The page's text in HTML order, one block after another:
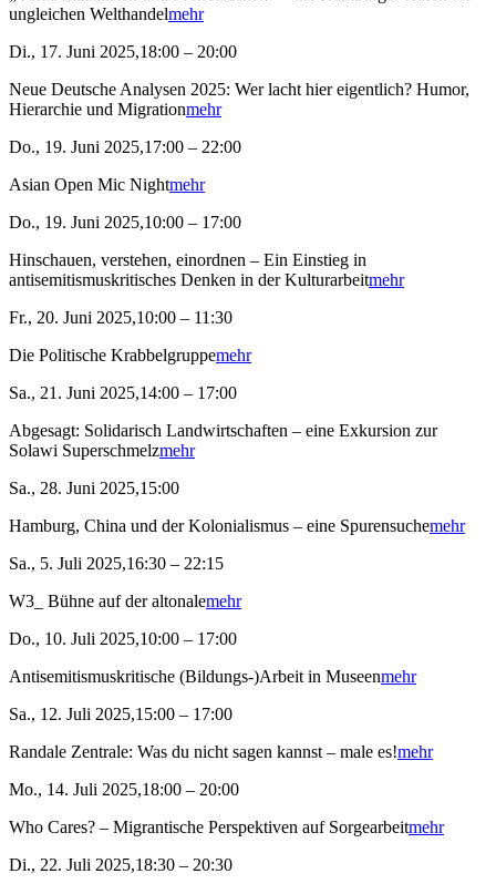
ungleichen Welthandelmehr
Di., 17. Juni 2025,18:00 – 20:00
Neue Deutsche Analysen 2025: Wer lacht hier eigentlich? Humor,
Hierarchie und Migrationmehr
Do., 19. Juni 2025,17:00 – 22:00
Asian Open Mic Nightmehr
Do., 19. Juni 2025,10:00 – 17:00
Hinschauen, verstehen, einordnen – Ein Einstieg in
antisemitismuskritisches Denken in der Kulturarbeitmehr
Fr., 20. Juni 2025,10:00 – 11:30
Die Politische Krabbelgruppemehr
Sa., 21. Juni 2025,14:00 – 17:00
Abgesagt: Solidarisch Landwirtschaften – eine Exkursion zur
Solawi Superschmelzmehr
Sa., 28. Juni 2025,15:00
Hamburg, China und der Kolonialismus – eine Spurensuchemehr
Sa., 5. Juli 2025,16:30 – 22:15
W3_ Bühne auf der altonalemehr
Do., 10. Juli 2025,10:00 – 17:00
Antisemitismuskritische (Bildungs-)Arbeit in Museenmehr
Sa., 12. Juli 2025,15:00 – 17:00
Randale Zentrale: Was du nicht sagen kannst – male es!mehr
Mo., 14. Juli 2025,18:00 – 20:00
Who Cares? – Migrantische Perspektiven auf Sorgearbeitmehr
Di., 22. Juli 2025,18:30 – 20:30